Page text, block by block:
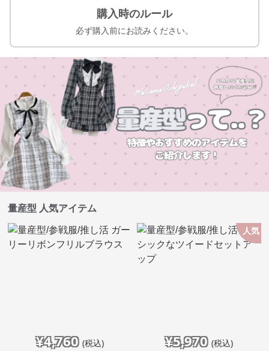
購入時のルール
必ず購入前にお読みください。
量産型 人気アイテム
¥4,760 (税込)
人気
¥5,970 (税込)